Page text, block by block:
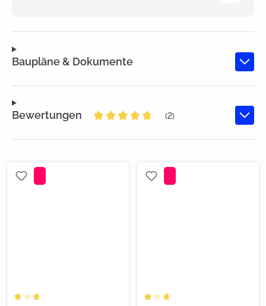
Baupläne & Dokumente
Bewertungen
(2)